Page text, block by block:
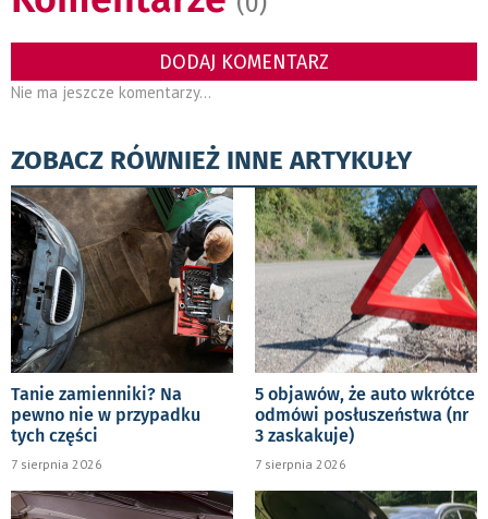
DODAJ KOMENTARZ
Nie ma jeszcze komentarzy...
ZOBACZ RÓWNIEŻ INNE ARTYKUŁY
Tanie zamienniki? Na
pewno nie w przypadku
tych części
7 sierpnia 2026
5 objawów, że auto wkrótce
odmówi posłuszeństwa (nr
3 zaskakuje)
7 sierpnia 2026